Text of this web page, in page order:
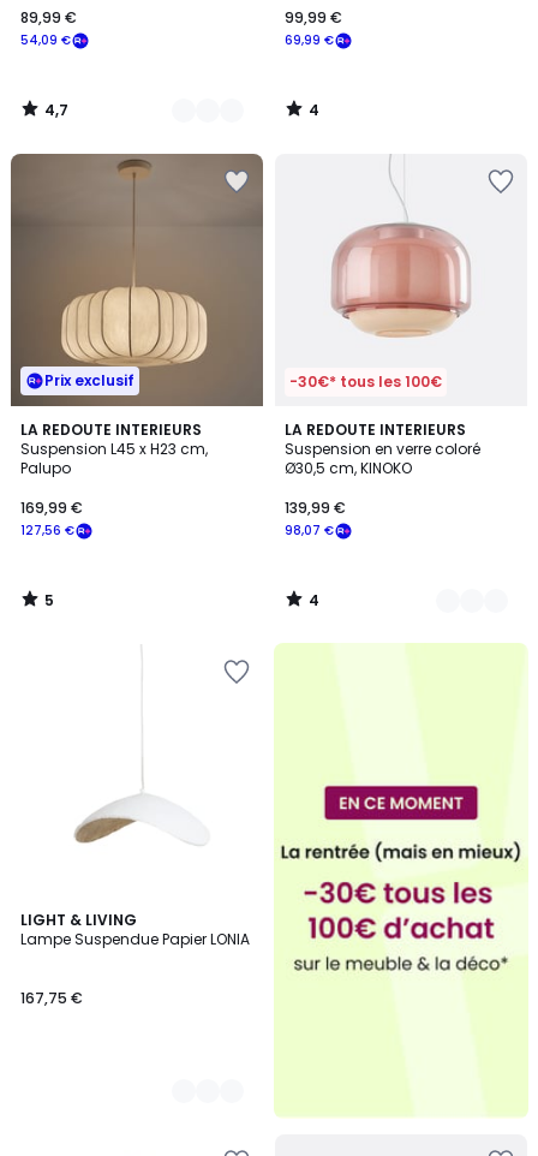
€
souscrivez
notre
programme
54,09 €
89,99 €
4,7
/
69,99 €
99,99 €
4
/
Prix exclusif
LA REDOUTE INTERIEURS
Suspension L45 x H23 cm,
Palupo
127,56 €
169,99 €
5
/
5
5
/
-30€* tous les 100€
LA REDOUTE INTERIEURS
Suspension en verre coloré
Ø30,5 cm, KINOKO
98,07 €
139,99 €
4
/
5
6
Couleurs
4
/
LIGHT & LIVING
Lampe Suspendue Papier LONIA
167,75 €
2
Couleurs